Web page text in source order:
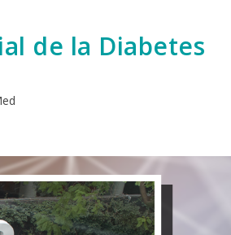
de la Diabetes